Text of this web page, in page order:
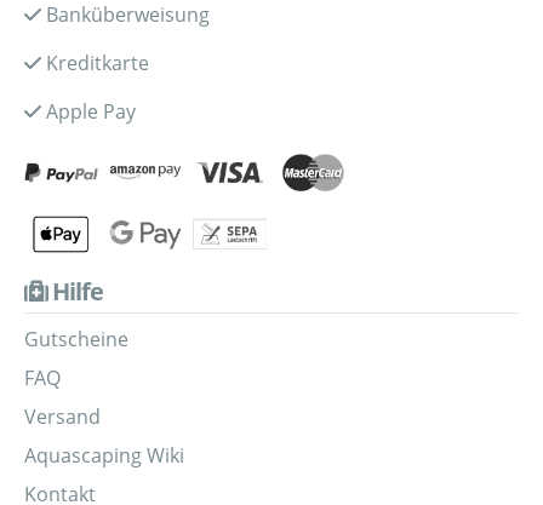
Banküberweisung
Kreditkarte
Apple Pay
Hilfe
Gutscheine
FAQ
Versand
Aquascaping Wiki
Kontakt